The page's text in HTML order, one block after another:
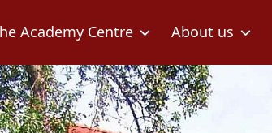
Academy Centre About us